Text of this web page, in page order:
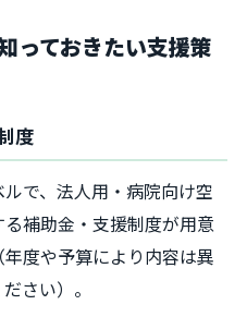
っておきたい支援策
度
で、法人用・病院向け空
補助金・支援制度が用意
度や予算により内容は異
さい）。